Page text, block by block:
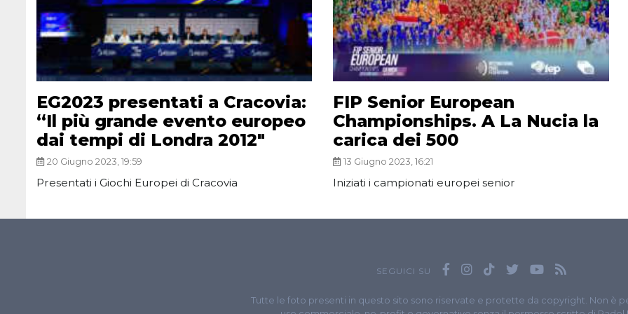
EG2023 presentati a Cracovia:
“Il più grande evento europeo
dai tempi di Londra 2012″
20 Giugno 2023, 19:59
Presentati i Giochi Europei di Cracovia
FIP Senior European
Championships. A La Nucia la
carica dei 500
13 Giugno 2023, 16:21
Iniziati i campionati europei senior
SEGUICI SU
Tutte le foto presenti in questo sito sono riservate e protette da copyright. Non è